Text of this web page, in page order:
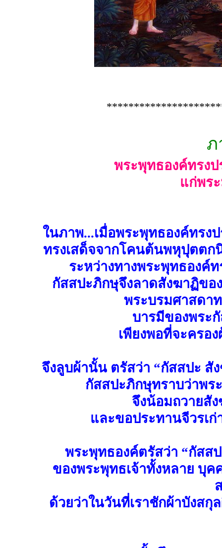
ภ
พระพุทธองค์ทรงป
แก่พร
ในภาพ...เมื่อพระพุทธองค์ทร
ทรงเสด็จจากโคนต้นพหุปุตตก
ระหว่างทางพระพุทธองค์
กัสสปะภิกษุจึงลาดสังฆาฏิขอ
พระบรมศาสดา
บารมีของพระ
เพียงพอที่จะครอ
จึงลูบผ้านั้น ตรัสว่า “กัสสปะ สั
กัสสปะภิกษุทราบว่าพร
จึงน้อมถวายสั
และขอประทานจีวรเ
พระพุทธองค์ตรัสว่า “กัสส
ของพระพุทธเจ้าทั้งหลาย บุ
ด้วยว่าในวันที่เราชักผ้าบังส